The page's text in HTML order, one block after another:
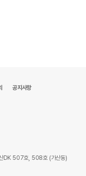
공지사항
산DK 507호, 508호 (가산동)